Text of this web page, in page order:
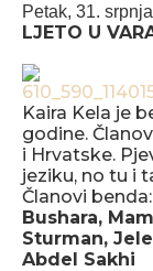
Petak, 31.
LJETO U
Kaira Kela je
godine.
i Hrvatske.
jeziku, no tu i
Članovi benda:
Bushara,
Sturman,
Abdel Sakhi